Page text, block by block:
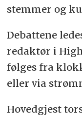
stemmer og
Debattene
redaktør i
følges fra
eller via
Hovedgjest